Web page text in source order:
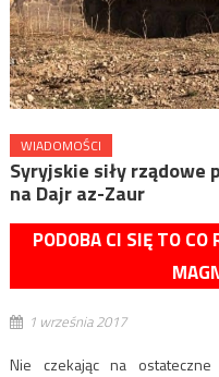
WIADOMOŚCI
Syryjskie siły rządowe
na Dajr az-Zaur
PODOBA CI SIĘ TO CO
1 września 2017
Nie czekając na